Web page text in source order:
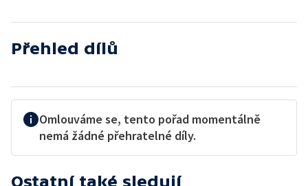
Přehled dílů
Omlouváme se, tento pořad momentálně
nemá žádné přehratelné díly.
Ostatní také sledují